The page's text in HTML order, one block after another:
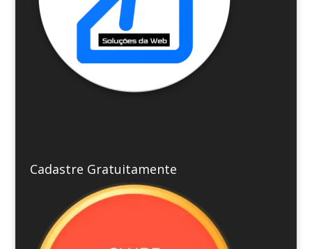
Cadastre Gratuitamente